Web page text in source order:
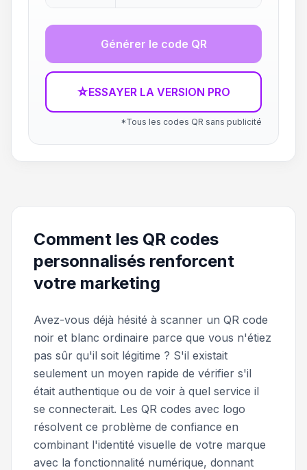
Générer le code QR
☆ESSAYER LA VERSION PRO
*Tous les codes QR sans publicité
Comment les QR codes
personnalisés renforcent
votre marketing
Avez-vous déjà hésité à scanner un QR code
noir et blanc ordinaire parce que vous n'étiez
pas sûr qu'il soit légitime ? S'il existait
seulement un moyen rapide de vérifier s'il
était authentique ou de voir à quel service il
se connecterait. Les QR codes avec logo
résolvent ce problème de confiance en
combinant l'identité visuelle de votre marque
avec la fonctionnalité numérique, donnant